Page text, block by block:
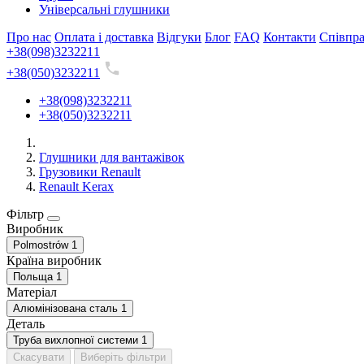
Універсальні глушники
Про нас Оплата і доставка Відгуки Блог FAQ Контакти
+38(098)3232211
+38(050)3232211
+38(098)3232211
+38(050)3232211
Глушники для вантажівок
Грузовики Renault
Renault Kerax
Фільтр
Виробник
Polmostrów 1
Країна виробник
Польща 1
Матеріал
Алюмінізована сталь 1
Деталь
Труба вихлопної системи 1
Скасувати
Виберіть фільтри